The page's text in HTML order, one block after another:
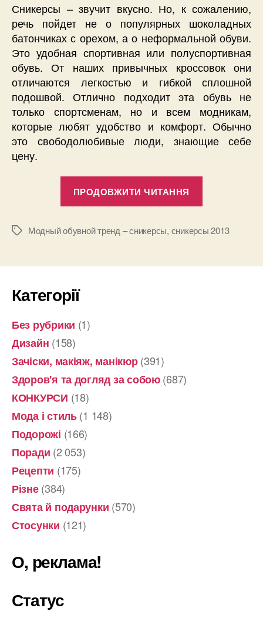
Сникерсы – звучит вкусно. Но, к сожалению,
речь пойдет не о популярных шоколадных
батончиках с орехом, а о неформальной обуви.
Это удобная спортивная или полуспортивная
обувь. От наших привычных кроссовок они
отличаются легкостью и гибкой сплошной
подошвой. Отлично подходит эта обувь не
только спортсменам, но и всем модникам,
которые любят удобство и комфорт. Обычно
это свободолюбивые люди, знающие себе
цену.
ПРОДОВЖИТИ ЧИТАННЯ
–
ПозначкиМодный обувной тренд – сникерсы, сникерсы 2013
Категорії
Без рубрики (1)
Дизайн (158)
Зачіски, макіяж, манікюр(391)
Здоров'я та догляд за собою(687)
КОНКУРСИ (18)
Мода і стиль(1 148)
Подорожі (166)
Поради (2 053)
Рецепти (175)
Різне(384)
Свята й подарунки (570)
Стосунки (121)
О, реклама!
Статус